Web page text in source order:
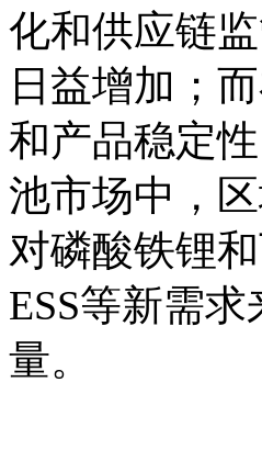
化和供应链
日益增加；
和产品稳定
池市场中，
对磷酸铁锂
ESS等新需
量。